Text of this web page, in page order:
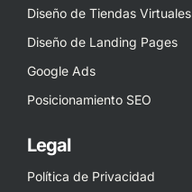
Diseño de Tiendas Virtuales
Diseño de Landing Pages
Google Ads
Posicionamiento SEO
Legal
Política de Privacidad